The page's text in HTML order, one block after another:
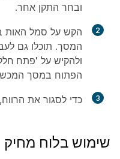
ובחר התקן אחר.
2
הקש על סמל האות
המסך. תוכלו גם
ולהקיש על 'פתח
הפתוח במסך
3 כדי לסגור את
שימוש בלוח מחיק